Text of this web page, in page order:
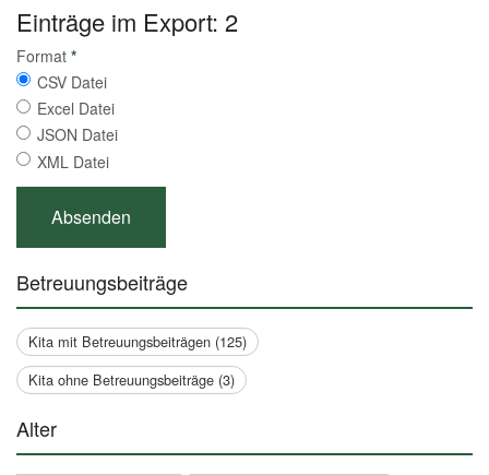
Einträge im Export: 2
Format *
CSV Datei
Excel Datei
JSON Datei
XML Datei
Betreuungsbeiträge
Kita mit Betreuungsbeiträgen (125)
Kita ohne Betreuungsbeiträge (3)
Alter